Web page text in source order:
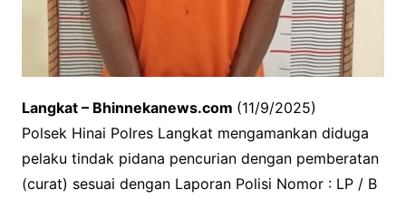
Langkat – Bhinnekanews.com (11/9/2025)
Polsek Hinai Polres Langkat mengamankan diduga
pelaku tindak pidana pencurian dengan pemberatan
(curat) sesuai dengan Laporan Polisi Nomor : LP / B